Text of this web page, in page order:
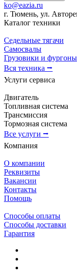
ko@eazia.ru
г. Тюмень, ул.
Каталог техники
Седельные тягачи
Самосвалы
Грузовики и фургоны
Вся техника ⭢
Услуги сервиса
Двигатель
Топливная система
Трансмиссия
Тормозная система
Все услуги ⭢
Компания
О компании
Реквизиты
Вакансии
Контакты
Помощь
Способы оплаты
Способы доставки
Гарантия